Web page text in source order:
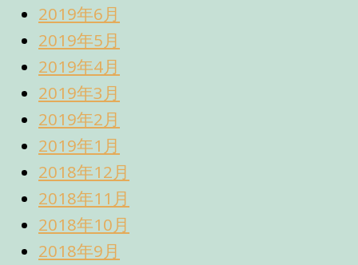
2019年6月
2019年5月
2019年4月
2019年3月
2019年2月
2019年1月
2018年12月
2018年11月
2018年10月
2018年9月